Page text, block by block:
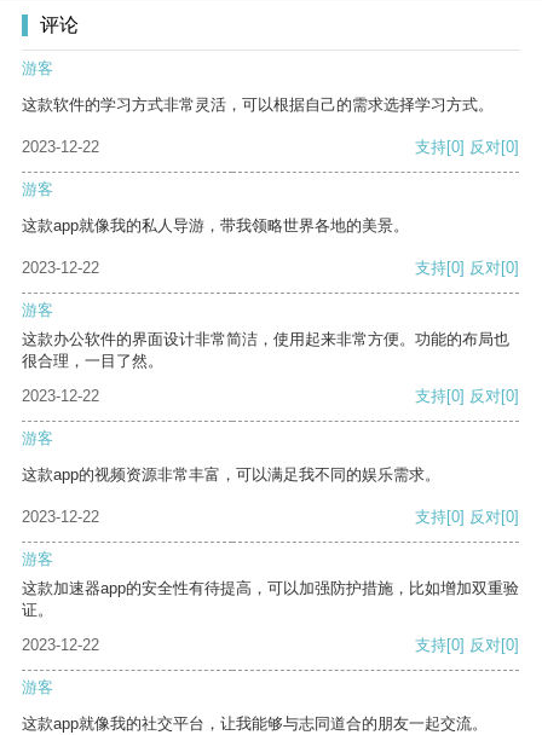
评论
游客
这款软件的学习方式非常灵活，可以根据自己的需求选择学习方式。
2023-12-22 支持[0] 反对[0]
游客
这款app就像我的私人导游，带我领略世界各地的美景。
2023-12-22 支持[0] 反对[0]
游客
这款办公软件的界面设计非常简洁，使用起来非常方便。功能的布局也
很合理，一目了然。
2023-12-22
支持[0] 反对[0]
游客
这款app的视频资源非常丰富，可以满足我不同的娱乐需求。
2023-12-22 支持[0] 反对[0]
游客
这款加速器app的安全性有待提高，可以加强防护措施，比如增加双重验
证。
2023-12-22
支持[0] 反对[0]
游客
这款app就像我的社交平台，让我能够与志同道合的朋友一起交流。